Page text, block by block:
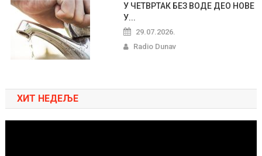
У ЧЕТВРТАК БЕЗ ВОДЕ ДЕО НОВЕ
У...
29.07.2026.
Radio Dunav
ХИТ НЕДЕЉЕ